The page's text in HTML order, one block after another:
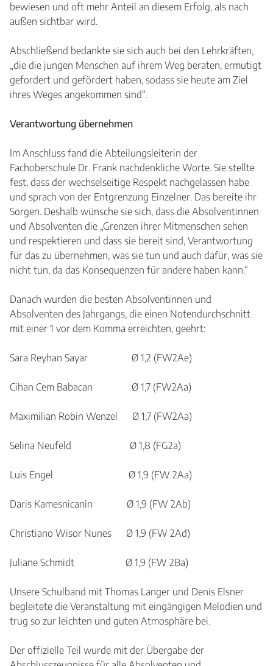
bewiesen und oft mehr Anteil an diesem Erfolg, als nach
außen sichtbar wird.
Abschließend bedankte sie sich auch bei den Lehrkräften,
„die die jungen Menschen auf ihrem Weg beraten, ermutigt
gefordert und gefördert haben, sodass sie heute am Ziel
ihres Weges angekommen sind“.
Verantwortung übernehmen
Im Anschluss fand die Abteilungsleiterin der
Fachoberschule Dr. Frank nachdenkliche Worte. Sie stellte
fest, dass der wechselseitige Respekt nachgelassen habe
und sprach von der Entgrenzung Einzelner. Das bereite ihr
Sorgen. Deshalb wünsche sie sich, dass die Absolventinnen
und Absolventen die „Grenzen ihrer Mitmenschen sehen
und respektieren und dass sie bereit sind, Verantwortung
für das zu übernehmen, was sie tun und auch dafür, was sie
nicht tun, da das Konsequenzen für andere haben kann.“
Danach wurden die besten Absolventinnen und
Absolventen des Jahrgangs, die einen Notendurchschnitt
mit einer 1 vor dem Komma erreichten, geehrt:
Sara Reyhan Sayar Ø 1,2 (FW2Ae)
Cihan Cem Babacan Ø 1,7 (FW2Aa)
Maximilian Robin Wenzel Ø 1,7 (FW2Aa)
Selina Neufeld Ø 1,8 (FG2a)
Luis Engel Ø 1,9 (FW 2Aa)
Daris Kamesnicanin Ø 1,9 (FW 2Ab)
Christiano Wisor Nunes Ø 1,9 (FW 2Ad)
Juliane Schmidt Ø 1,9 (FW 2Ba)
Unsere Schulband mit Thomas Langer und Denis Elsner
begleitete die Veranstaltung mit eingängigen Melodien und
trug so zur leichten und guten Atmosphäre bei.
Der offizielle Teil wurde mit der Übergabe der